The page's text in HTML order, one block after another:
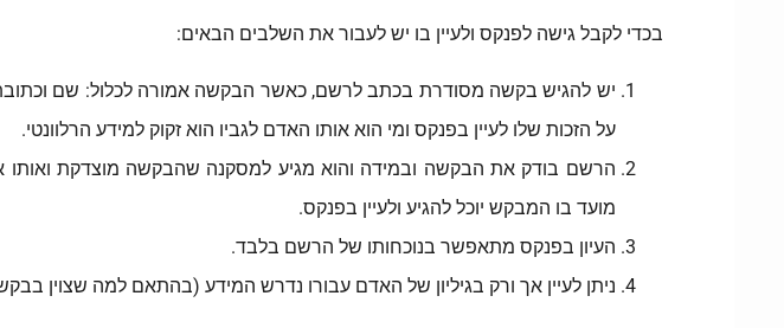
בכדי לקבל גישה לפנקס ולעיין בו יש לעבור את השלבים הבאים:
יש להגיש בקשה מסודרת בכתב לרשם, כאשר הבקשה אמורה לכלול: שם
על הזכות שלו לעיין בפנקס ומי הוא אותו האדם לגביו הוא זקוק למידע הרלוונטי.
הרשם בודק את הבקשה ובמידה והוא מגיע למסקנה שהבקשה מוצדקת ואותו
מועד בו המבקש יוכל להגיע ולעיין בפנקס.
העיון בפנקס מתאפשר בנוכחותו של הרשם בלבד.
ניתן לעיין אך ורק בגיליון של האדם עבורו נדרש המידע (בהתאם למה שצוין